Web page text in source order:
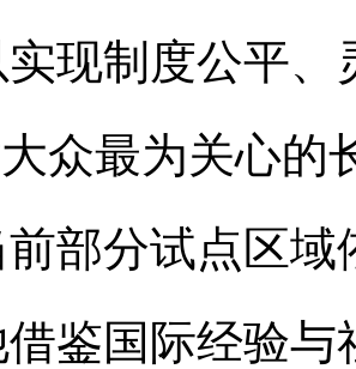
现制度公平、
众最为关心的
部分试点区
鉴国际经验